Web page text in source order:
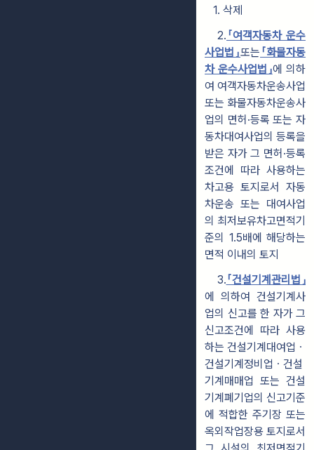
1. 삭제
2. 「여객자동차 운수
사업법」또는 「화물자동
차 운수사업법」에 의하
여 여객자동차운송사업
또는 화물자동차운송사
업의 면허·등록 또는 자
동차대여사업의 등록을
받은 자가 그 면허·등록
조건에 따라 사용하는
차고용 토지로서 자동
차운송 또는 대여사업
의 최저보유차고면적기
준의 1.5배에 해당하는
면적 이내의 토지
3.「건설기계관리법」
에 의하여 건설기계사
업의 신고를 한 자가 그
신고조건에 따라 사용
하는 건설기계대여업ㆍ
건설기계정비업ㆍ건설
기계매매업 또는 건설
기계폐기업의 신고기준
에 적합한 주기장 또는
옥외작업장용 토지로서